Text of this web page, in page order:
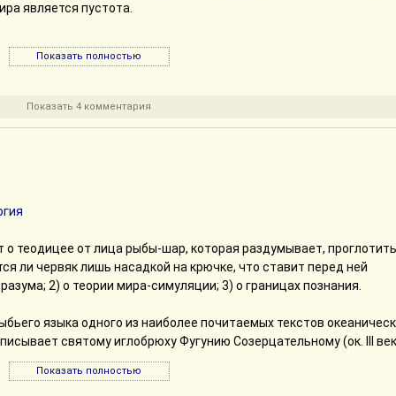
в тысячах локальных эвристик.
что штаб обязательно попадёт в плен.
является пустота.
не пустота.
сказать, что оно существовало.
что любое слово уже ошибочно.
Показать полностью
Показать 4 комментария
теодицее от лица рыбы-шар, которая раздумывает, проглотить
ли червяк лишь насадкой на крючке, что ставит перед ней
2) о теории мира-симуляции; 3) о границах познания.
языка одного из наиболее почитаемых текстов
святому иглобрюху Фугунию Созерцательному (ок. III
спорят, действительно ли трактат принадлежит ему, или
Показать полностью